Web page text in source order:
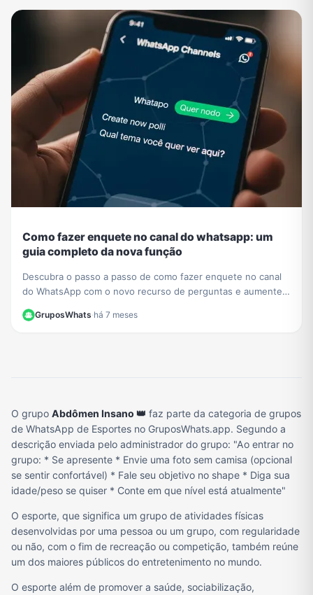
Como fazer enquete no canal do whatsapp: um
guia completo da nova função
Descubra o passo a passo de como fazer enquete no canal
do WhatsApp com o novo recurso de perguntas e aumente a
GruposWhats·há 7 meses
O grupo Abdômen Insano 👑 faz parte da categoria de grupos
de WhatsApp de Esportes no GruposWhats.app. Segundo a
descrição enviada pelo administrador do grupo: "Ao entrar no
grupo: * Se apresente * Envie uma foto sem camisa (opcional
se sentir confortável) * Fale seu objetivo no shape * Diga sua
idade/peso se quiser * Conte em que nível está atualmente"
O esporte, que significa um grupo de atividades físicas
desenvolvidas por uma pessoa ou um grupo, com regularidade
ou não, com o fim de recreação ou competição, também reúne
um dos maiores públicos do entretenimento no mundo.
O esporte além de promover a saúde, sociabilização,